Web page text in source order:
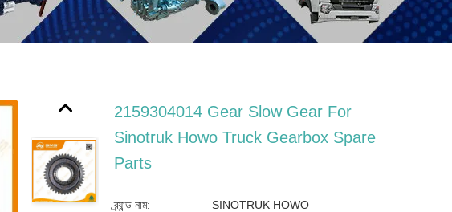
2159304014 Gear Slow Gear For
Sinotruk Howo Truck Gearbox Spare
Parts
ব্র্যান্ড নাম: SINOTRUK HOWO